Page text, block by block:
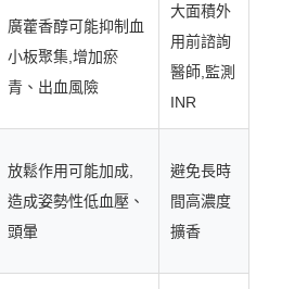
廣藿香醇可能抑制血
小板聚集,增加瘀
青、出血風險
大面積外
用前諮詢
醫師,監測
INR
放鬆作用可能加成,
造成姿勢性低血壓、
頭暈
避免長時
間高濃度
擴香